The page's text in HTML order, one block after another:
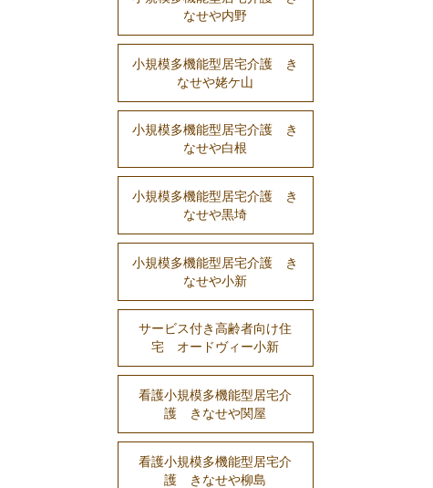
なせや内野
小規模多機能型居宅介護 き
なせや姥ケ山
小規模多機能型居宅介護 き
なせや白根
小規模多機能型居宅介護 き
なせや黒埼
小規模多機能型居宅介護 き
なせや小新
サービス付き高齢者向け住
宅 オードヴィー小新
看護小規模多機能型居宅介
護 きなせや関屋
看護小規模多機能型居宅介
護 きなせや柳島